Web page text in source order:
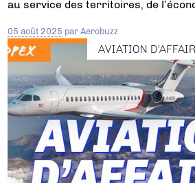
au service des territoires, de
05 août 2025 parAerobuzz
AVIATION